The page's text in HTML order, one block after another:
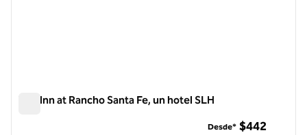
The Inn at Rancho Santa Fe, un hotel SLH
Desde* $442